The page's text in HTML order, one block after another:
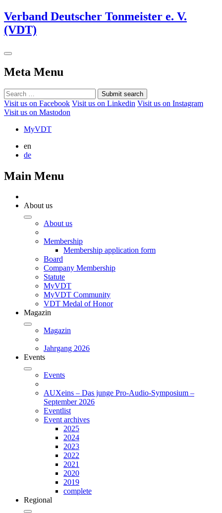
Verband Deutscher Tonmeister e. V.
(VDT)
Meta Menu
Submit search
Visit us on Facebook Visit us on Linkedin Visit us on Instagram
Visit us on Mastodon
MyVDT
en
de
Main Menu
About us
About us
Membership
Membership application form
Board
Company Membership
Statute
MyVDT
MyVDT Community
VDT Medal of Honor
Magazin
Magazin
Jahrgang 2026
Events
Events
AUXeins – Das junge Pro-Audio-Symposium –
September 2026
Eventlist
Event archives
2025
2024
2023
2022
2021
2020
2019
complete
Regional